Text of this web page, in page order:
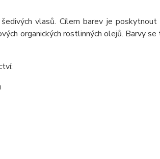
vlasů. Cílem barev je
organických rostlinných olejů. Barvy se